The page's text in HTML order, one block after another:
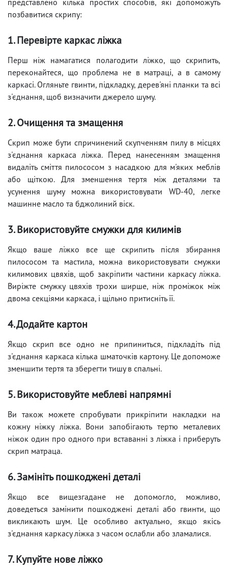
позбавитися скрипу:
1. Перевірте каркас ліжка
Перш ніж намагатися полагодити ліжко, що скрипить,
переконайтеся, що проблема не в матраці, а в самому
каркасі. Огляньте гвинти, підкладку, дерев'яні планки та всі
з'єднання, щоб визначити джерело шуму.
2. Очищення та змащення
Скрип може бути спричинений скупченням пилу в місцях
з'єднання каркаса ліжка. Перед нанесенням змащення
видаліть сміття пилососом з насадкою для м'яких меблів
або щіткою. Для зменшення тертя між деталями та
усунення шуму можна використовувати WD-40, легке
машинне масло та бджолиний віск.
3. Використовуйте смужки для килимів
Якщо ваше ліжко все ще скрипить після збирання
пилососом та мастила, можна використовувати смужки
килимових цвяхів, щоб закріпити частини каркасу ліжка.
Виріжте смужку цвяхів трохи ширше, ніж проміжок між
двома секціями каркаса, і щільно притисніть її.
4. Додайте картон
Якщо скрип все одно не припиниться, підкладіть під
з'єднання каркаса кілька шматочків картону. Це допоможе
зменшити тертя та зберегти тишу в спальні.
5. Використовуйте меблеві напрямні
Ви також можете спробувати прикріпити накладки на
кожну ніжку ліжка. Вони запобігають тертю металевих
ніжок один про одного при вставанні з ліжка і приберуть
скрип матраца.
6. Замініть пошкоджені деталі
Якщо все вищезгадане не допомогло, можливо,
доведеться замінити пошкоджені деталі або гвинти, що
викликають шум. Це особливо актуально, якщо якісь
з'єднання каркасу ліжка з часом ослабли або зламалися.
7. Купуйте нове ліжко